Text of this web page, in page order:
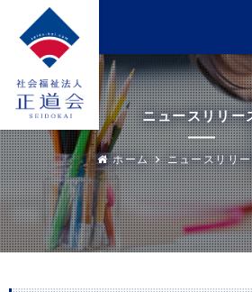
ニュースリリー
ホーム ニュースリリ